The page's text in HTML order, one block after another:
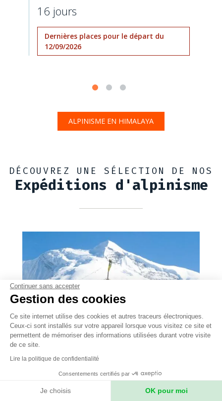
16 jours
Dernières places pour le départ du
12/09/2026
ALPINISME EN HIMALAYA
DÉCOUVREZ UNE SÉLECTION DE NOS
Expéditions d'alpinisme
HIMALAYA
Ascension du Thorong Peak
Continuer sans accepter
Gestion des cookies
Ce site internet utilise des cookies et autres traceurs électroniques.
Ceux-ci sont installés sur votre appareil lorsque vous visitez ce site et
permettent de mémoriser des informations utilisées durant votre visite
de ce site.
Lire la politique de confidentialité
Consentements certifiés par
Je choisis OK pour moi